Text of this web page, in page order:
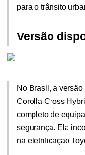
para o trânsito
Versão
No Brasil, a
Corolla Cross
completo de
segurança. Ela
na eletrificação